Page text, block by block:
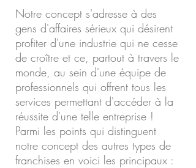
Notre concept s'adresse à des
gens d'affaires sérieux qui désirent
profiter d'une industrie qui ne cesse
de croître et ce, partout à travers le
monde, au sein d'une équipe de
professionnels qui offrent tous les
services permettant d'accéder à la
réussite d'une telle entreprise !
Parmi les points qui distinguent
notre concept des autres types de
franchises en voici les principaux :